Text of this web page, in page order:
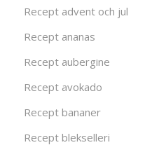
Recept advent och jul
Recept ananas
Recept aubergine
Recept avokado
Recept bananer
Recept blekselleri